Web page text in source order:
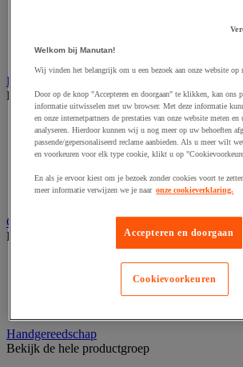
Accessoires voor zaag
Elektrische toebehoren en verlichting
Bekijk de hele productgroep
Accessoires voor elektrisch
Batterij, oplader en kabel
Elektrische kabel
Verlengsnoer, stekkerdoos en
Wandcontactdoos en schakelaar
Gereedschap opbergen
Bekijk de hele productgroep
Assortimentsdoos en gereedschapkoffer
Gereedschapskist en opbergtas
Gereedschapskoffer en versterkte kist
Handgereedschap
Bekijk de hele productgroep
Welkom bij Manutan!
Wij vinden het belangrijk om u een bezoek aan onze website op
Door op de knop "Accepteren en doorgaan" te klikken, kan ons
informatie uitwisselen met uw browser. Met deze informatie
en onze internetpartners de prestaties van onze website meten
analyseren. Hierdoor kunnen wij u nog meer op uw behoeften
passende/gepersonaliseerd reclame aanbieden. Als u meer wilt
en voorkeuren voor elk type cookie, klikt u op
En als je ervoor kiest om je bezoek zonder cookies voort te
meer informatie verwijzen we je naar onze cookieverklaring.
Accepteren en doorgaan
Cookievoorkeuren